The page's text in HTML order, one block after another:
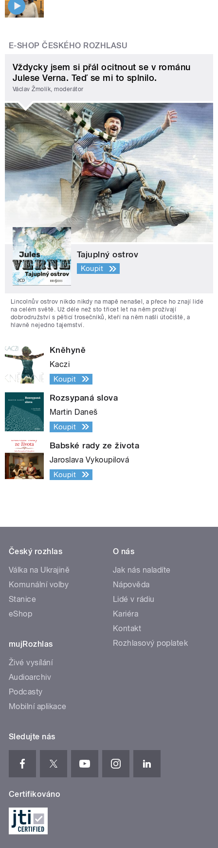
E-SHOP ČESKÉHO ROZHLASU
Vždycky jsem si přál ocitnout se v románu
Julese Verna. Teď se mi to splnilo.
Václav Žmolík, moderátor
Tajuplný ostrov
Koupit
Lincolnův ostrov nikdo nikdy na mapě nenašel, a přece ho znají lidé
na celém světě. Už déle než sto třicet let na něm prožívají
dobrodružství s pěticí trosečníků, kteří na něm našli útočiště, a
hlavně nejedno tajemství.
Kněhyně
Kaczi
Koupit
Rozsypaná slova
Martin Daneš
Koupit
Babské rady ze života
Jaroslava Vykoupilová
Koupit
Český rozhlas
Válka na Ukrajině
Komunální volby
Stanice
eShop
mujRozhlas
Živé vysílání
Audioarchiv
Podcasty
Mobilní aplikace
O nás
Jak nás naladíte
Nápověda
Lidé v rádiu
Kariéra
Kontakt
Rozhlasový poplatek
Sledujte nás
Certifikováno